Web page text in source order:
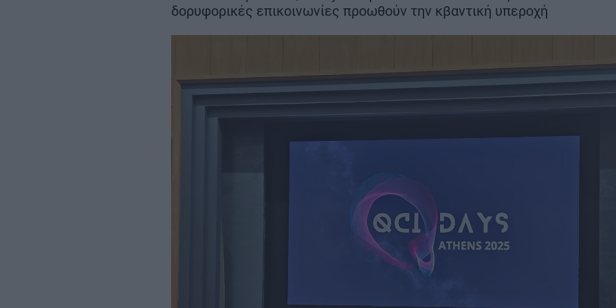
στα 22 χλμ.
μήνες
δορυφορικές επικοινωνίες προωθούν την κβαντική υπεροχή